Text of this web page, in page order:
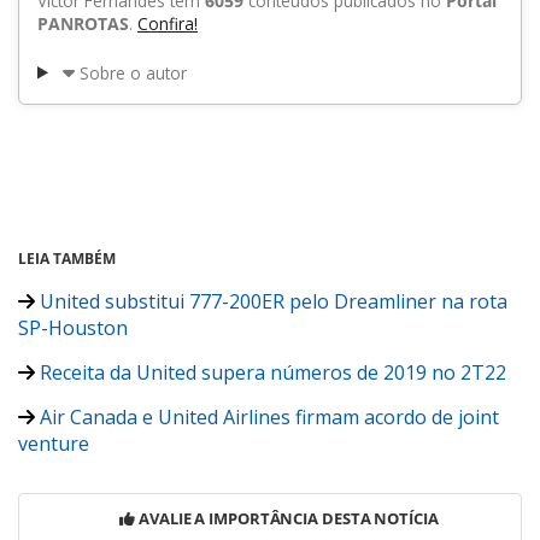
PANROTAS. Confira!
Sobre o autor
LEIA TAMBÉM
United substitui 777-200ER pelo Dreamliner na rota
SP-Houston
Receita da United supera números de 2019 no 2T22
Air Canada e United Airlines firmam acordo de joint
venture
AVALIE A IMPORTÂNCIA DESTA NOTÍCIA